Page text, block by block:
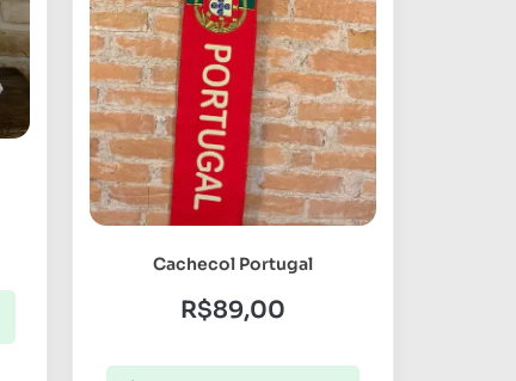
Cachecol Portugal
R$89,00